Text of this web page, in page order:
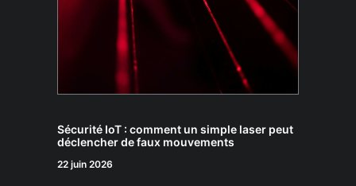
Sécurité IoT : comment un simple laser peut
déclencher de faux mouvements
22 juin 2026